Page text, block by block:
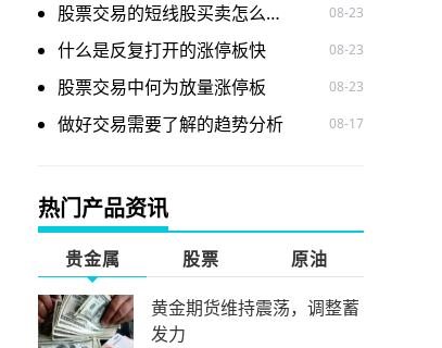
股票交易的短线股买卖怎么做呢 08-23
什么是反复打开的涨停板快 08-23
股票交易中何为放量涨停板 08-23
做好交易需要了解的趋势分析 08-17
热门产品资讯
贵金属 股票 原油
黄金期货维持震荡，调整蓄
发力